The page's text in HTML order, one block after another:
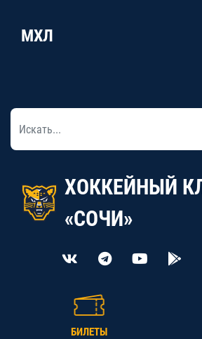
МХЛ
ХОККЕЙНЫЙ
«СОЧИ»
БИЛЕТЫ